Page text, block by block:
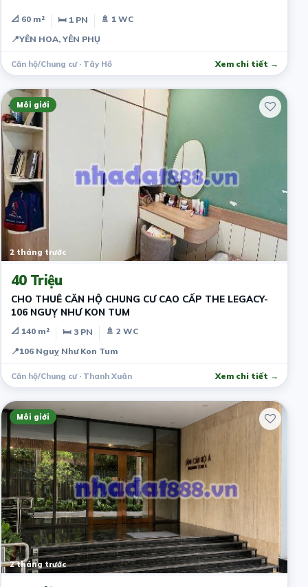
📐 60 m² 🛏 1 PN
🚿 1 WC
📍YÊN HOA, YÊN PHỤ
Căn hộ/Chung cư · Tây Hồ Xem chi tiết →
Môi giới
2 tháng trước
40 Triệu
CHO THUÊ CĂN HỘ CHUNG CƯ CAO CẤP THE LEGACY-
106 NGUỴ NHƯ KON TUM
📐 140 m² 🛏 3 PN
🚿 2 WC
📍106 Nguỵ Như Kon Tum
Căn hộ/Chung cư · Thanh Xuân Xem chi tiết →
Môi giới
2 tháng trước